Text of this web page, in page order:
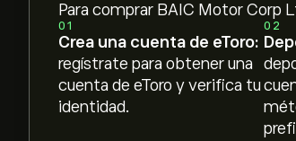
Para comprar BAIC Motor Corp
01
Crea una cuenta de eToro:
regístrate para obtener una
cuenta de eToro y verifica tu
identidad.
02